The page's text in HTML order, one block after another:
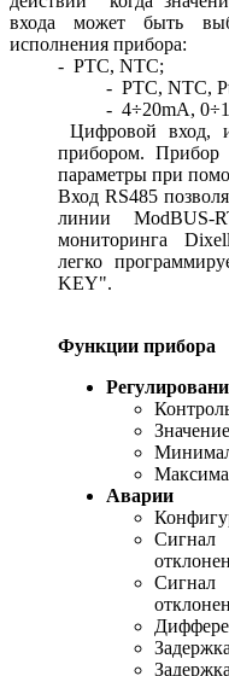
входа может быть
исполнения прибора:
- PTC, NTC;
- PTC, NTC,
- 4÷20mA,
Цифровой вход,
прибором. Прибор
параметры при
Вход RS485
линии ModBUS-
мониторинга
легко
KEY".
Функции прибора
Аварии